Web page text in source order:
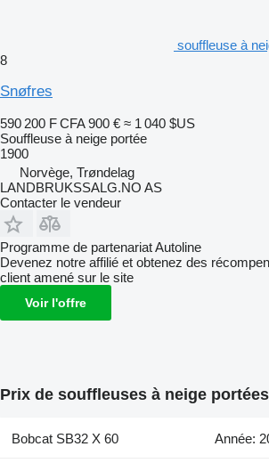
souffleuse à
8
Snøfres
590 200 F CFA 900 € ≈ 1 040 $US
Souffleuse à neige portée
1900
Norvège, Trøndelag
LANDBRUKSSALG.NO AS
Contacter le vendeur
Programme de partenariat Autoline
Devenez notre affilié et obtenez des
client amené sur le site
Voir l'offre
Prix de souffleuses à neige portées
Bobcat SB32 X 60 Année: